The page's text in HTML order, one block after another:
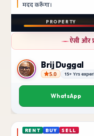
मददकरूँगा।
PROPERTY
बिक्री
3 BHK
Mayur Vihar
₹1.5 Crore
ऐसी और
Brij Duggal
Brij Duggal
5.0 15+ Yrs
WhatsApp
RENT BUY SELL